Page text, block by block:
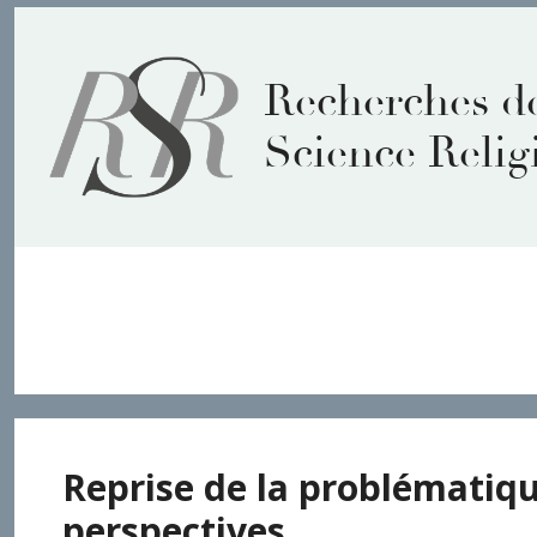
contenu
Recherches
Science
Reprise de la